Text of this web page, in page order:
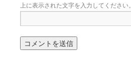
上に表示された文字を入力してください。